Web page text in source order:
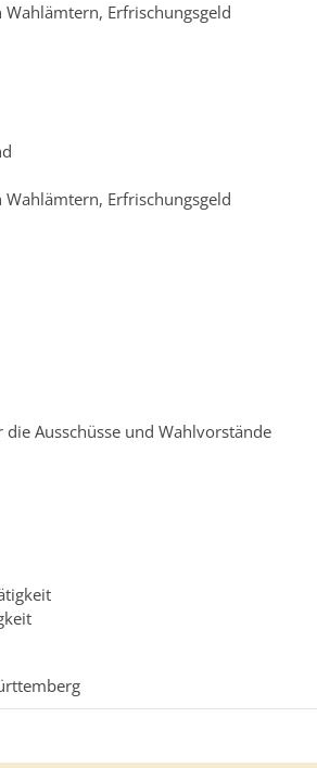
Erfrischungsgeld
Erfrischungsgeld
Ausschüsse und Wahlvorstände